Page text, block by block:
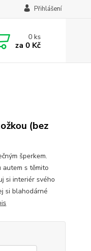
Přihlášení
0ks
za 0 Kč
(bez
šperkem.
autem s těmito
si interiér svého
si blahodárné